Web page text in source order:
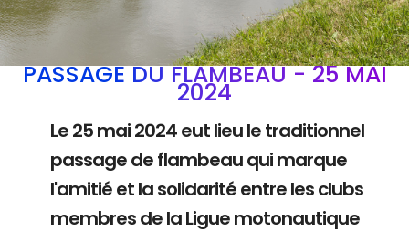
PASSAGE DU FLAMBEAU - 25 MAI
2024
Le 25 mai 2024 eut lieu le traditionnel
passage de flambeau qui marque
l'amitié et la solidarité entre les clubs
membres de la Ligue motonautique